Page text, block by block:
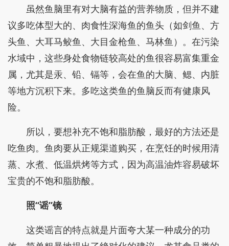
虽然鱼脑里有对大脑有益的营养物质，但并不建
议多吃体型大的、肉食性深海鱼的鱼头（如剑鱼、方
头鱼、大耳马鲛鱼、大目金枪鱼、马林鱼）。在污染
水域中，这些身处食物链较高处的鱼很容易富集重金
属，尤其是汞、铅、镉等，会在鱼的大脑、鳃、内脏
等地方沉积下来。多吃这类鱼的鱼脑反而有健康风
险。
所以，要想补充不饱和脂肪酸，最好的方法还是
吃鱼肉。鱼肉要从正规渠道购买，在烹饪的时候用清
蒸、水煮、低温烘烤等方式，因为高温油炸容易破坏
宝贵的不饱和脂肪酸。
照“谣”镜
这类谣言的特点就是片面夸大某一种成分的功